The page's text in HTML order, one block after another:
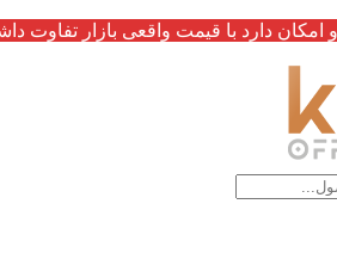
دارد با قیمت واقعی بازار تفاوت